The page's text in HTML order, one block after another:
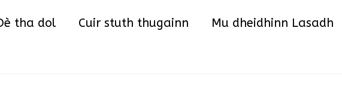
tha dol Cuir stuth thugainn Mu dheidhinn Lasadh